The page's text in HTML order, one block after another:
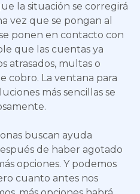
la situación se corregirá
vez que se pongan al
ponen en contacto con
que las cuentas ya
atrasados, multas o
cobro. La ventana para
más sencillas se
buscan ayuda
de haber agotado
opciones. Y podemos
cuanto antes nos